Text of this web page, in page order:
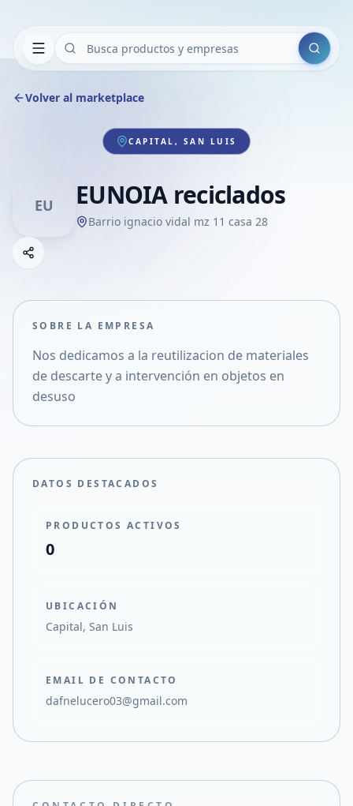
Buscar
Volver al marketplace
CAPITAL, SAN LUIS
EU EUNOIA reciclados
Barrio ignacio vidal mz 11 casa 28
Compartir empresa
Compartir en X
SOBRE LA EMPRESA
Nos dedicamos a la reutilizacion de materiales
de descarte y a intervención en objetos en
desuso
DATOS DESTACADOS
PRODUCTOS ACTIVOS
0
UBICACIÓN
Capital, San Luis
EMAIL DE CONTACTO
dafnelucero03@gmail.com